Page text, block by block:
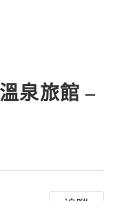
泉旅館 –